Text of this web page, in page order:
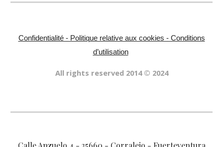
Confidentialité - Politique relative aux cookies - Conditions
d’utilisation
All rights reserved 2014 © 2024